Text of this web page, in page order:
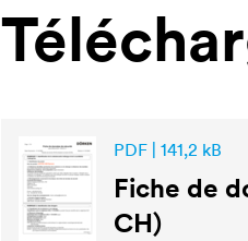
PDF | 141,2 kB
Fiche de
CH)